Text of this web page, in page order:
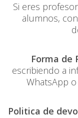
Si eres
alumnos,
Forma de
escribiendo a
WhatsApp
Politica de